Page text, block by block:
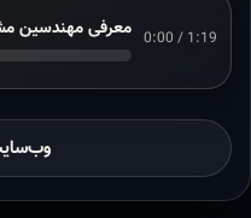
0:00 / 1:19 معرفی مهندسین